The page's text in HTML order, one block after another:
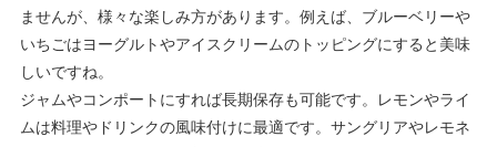
ませんが、様々な楽しみ方があります。例えば、ブルーベリーや
いちごはヨーグルトやアイスクリームのトッピングにすると美味
しいですね。
ジャムやコンポートにすれば長期保存も可能です。レモンやライ
ムは料理やドリンクの風味付けに最適です。サングリアやレモネ